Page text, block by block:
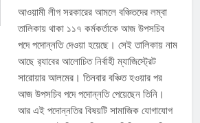
আওয়ামী লীগ সরকারের আমলে বঞ্চিতদের লম্বা
তালিকায় থাকা ১১৭ কর্মকর্তাকে আজ উপসচিব
পদে পদোন্নতি দেওয়া হয়েছে। সেই তালিকায় নাম
আছে র‌্যাবের আলোচিত নির্বাহী ম্যাজিস্ট্রেট
সারোয়ার আলমের। তিনবার বঞ্চিত হওয়ার পর
আজ উপসচিব পদে পদোন্নতি পেয়েছেন তিনি।
আর এই পদোন্নতির বিষয়টি সামাজিক যোগাযোগ